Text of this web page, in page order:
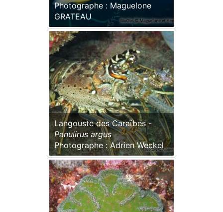
Photographe : Maguelone
GRATEAU
Langouste des Caraïbes -
Panulirus argus
Photographe : Adrien Weckel